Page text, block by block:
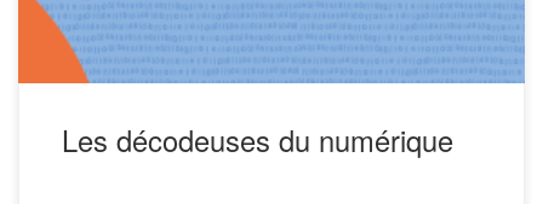
Les décodeuses du numérique